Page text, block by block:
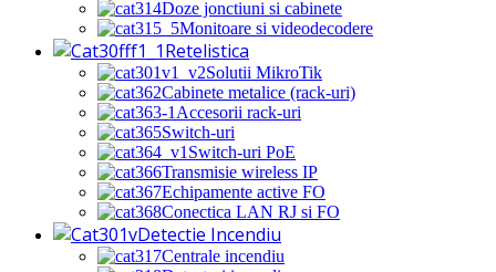
Doze jonctiuni si cabinete
Monitoare si videodecodere
Retelistica
Solutii MikroTik
Cabinete metalice (rack-uri)
Accesorii rack-uri
Switch-uri
Switch-uri PoE
Transmisie wireless IP
Echipamente active FO
Conectica LAN RJ si FO
Detectie Incendiu
Centrale incendiu